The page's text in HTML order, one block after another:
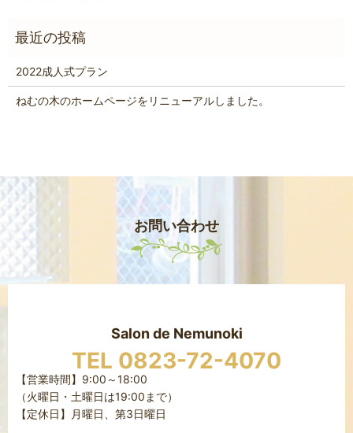
2022成人式プラン
ねむの木のホームページをリニューアルしました。
お問い合わせ
Salon de Nemunoki
TEL 0823-72-4070
【営業時間】9:00～18:00
（火曜日・土曜日は19:00まで）
【定休日】月曜日、第3日曜日